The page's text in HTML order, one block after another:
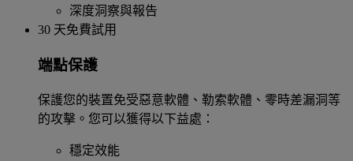
深度洞察與報告
30 天免費試用
端點保護
保護您的裝置免受惡意軟體、勒索軟體、零時差漏洞等
的攻擊。您可以獲得以下益處：
穩定效能